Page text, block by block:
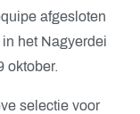
afgesloten
het Nagyerdei
oktober.
selectie voor